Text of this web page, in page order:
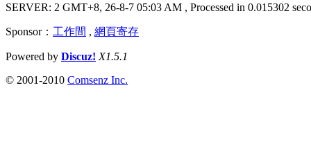
SERVER: 2 GMT+8, 26-8-7 05:03 AM , Processed in 0.015302
Sponsor： 工作間 , 網頁寄存
Powered by Discuz! X1.5.1
© 2001-2010 Comsenz Inc.